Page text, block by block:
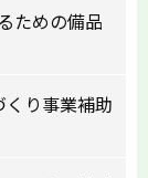
ための備品
り事業補助